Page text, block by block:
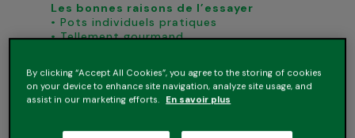
Les bonnes raisons de l’essayer
• Pots individuels pratiques
• Tellement gourmand
By clicking “Accept All Cookies”, you agree to the storing of cookies
on your device to enhance site navigation, analyze site usage, and
assist in our marketing efforts. En savoir plus